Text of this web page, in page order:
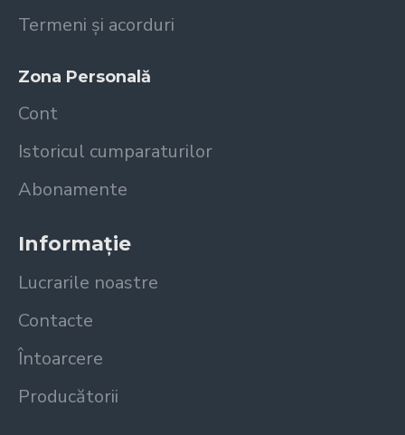
Termeni și acorduri
Zona Personală
Cont
Istoricul cumparaturilor
Abonamente
Informație
Lucrarile noastre
Contacte
Întoarcere
Producătorii